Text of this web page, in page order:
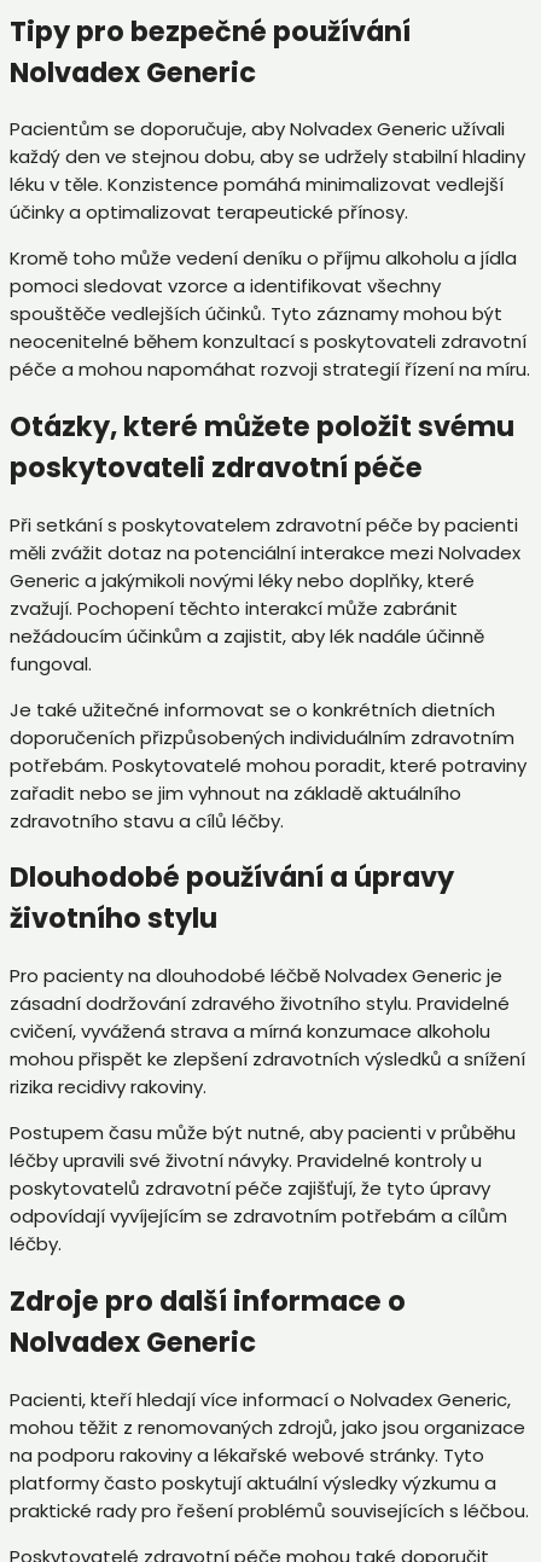
Tipy pro bezpečné používání
Nolvadex Generic
Pacientům se doporučuje, aby Nolvadex Generic užívali
každý den ve stejnou dobu, aby se udržely stabilní hladiny
léku v těle. Konzistence pomáhá minimalizovat vedlejší
účinky a optimalizovat terapeutické přínosy.
Kromě toho může vedení deníku o příjmu alkoholu a jídla
pomoci sledovat vzorce a identifikovat všechny
spouštěče vedlejších účinků. Tyto záznamy mohou být
neocenitelné během konzultací s poskytovateli zdravotní
péče a mohou napomáhat rozvoji strategií řízení na míru.
Otázky, které můžete položit svému
poskytovateli zdravotní péče
Při setkání s poskytovatelem zdravotní péče by pacienti
měli zvážit dotaz na potenciální interakce mezi Nolvadex
Generic a jakýmikoli novými léky nebo doplňky, které
zvažují. Pochopení těchto interakcí může zabránit
nežádoucím účinkům a zajistit, aby lék nadále účinně
fungoval.
Je také užitečné informovat se o konkrétních dietních
doporučeních přizpůsobených individuálním zdravotním
potřebám. Poskytovatelé mohou poradit, které potraviny
zařadit nebo se jim vyhnout na základě aktuálního
zdravotního stavu a cílů léčby.
Dlouhodobé používání a úpravy
životního stylu
Pro pacienty na dlouhodobé léčbě Nolvadex Generic je
zásadní dodržování zdravého životního stylu. Pravidelné
cvičení, vyvážená strava a mírná konzumace alkoholu
mohou přispět ke zlepšení zdravotních výsledků a snížení
rizika recidivy rakoviny.
Postupem času může být nutné, aby pacienti v průběhu
léčby upravili své životní návyky. Pravidelné kontroly u
poskytovatelů zdravotní péče zajišťují, že tyto úpravy
odpovídají vyvíjejícím se zdravotním potřebám a cílům
léčby.
Zdroje pro další informace o
Nolvadex Generic
Pacienti, kteří hledají více informací o Nolvadex Generic,
mohou těžit z renomovaných zdrojů, jako jsou organizace
na podporu rakoviny a lékařské webové stránky. Tyto
platformy často poskytují aktuální výsledky výzkumu a
praktické rady pro řešení problémů souvisejících s léčbou.
Poskytovatelé zdravotní péče mohou také doporučit